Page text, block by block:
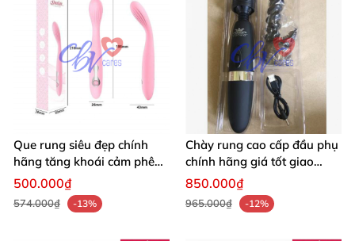
Que rung siêu đẹp chính
hãng tăng khoái cảm phê
sâu
500.000₫
574.000₫ -13%
Chày rung cao cấp đầu phụ
chính hãng giá tốt giao
nhanh
850.000₫
965.000₫ -12%